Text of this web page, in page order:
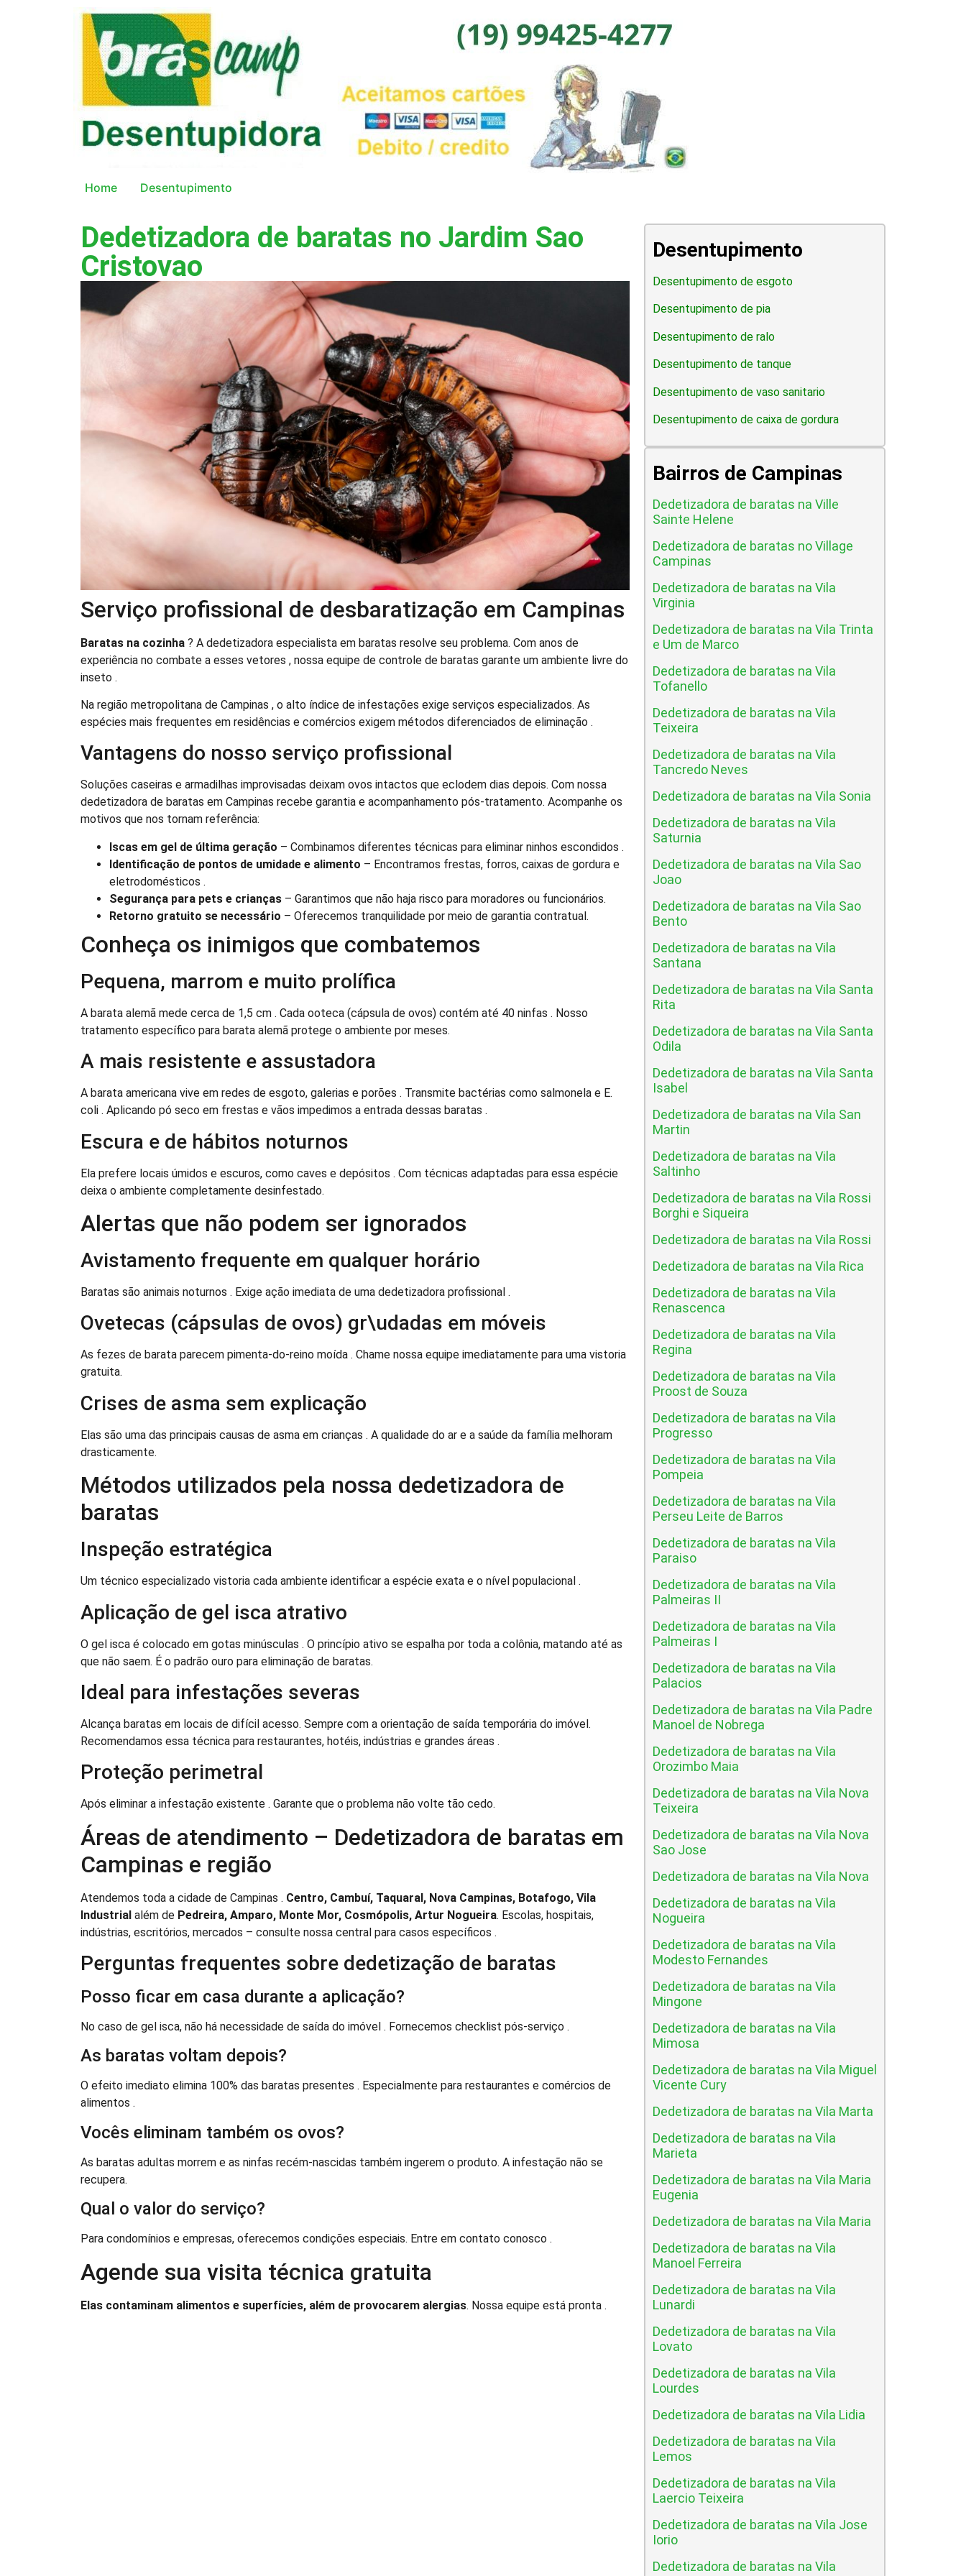
Home Desentupimento
Dedetizadora de baratas no Jardim Sao
Cristovao
Serviço profissional de desbaratização em Campinas
Baratas na cozinha ? A dedetizadora especialista em baratas resolve seu problema. Com anos de
experiência no combate a esses vetores , nossa equipe de controle de baratas garante um ambiente livre do
inseto .
Na região metropolitana de Campinas , o alto índice de infestações exige serviços especializados. As
espécies mais frequentes em residências e comércios exigem métodos diferenciados de eliminação .
Vantagens do nosso serviço profissional
Soluções caseiras e armadilhas improvisadas deixam ovos intactos que eclodem dias depois. Com nossa
dedetizadora de baratas em Campinas recebe garantia e acompanhamento pós-tratamento. Acompanhe os
motivos que nos tornam referência:
Iscas em gel de última geração – Combinamos diferentes técnicas para eliminar ninhos escondidos .
Identificação de pontos de umidade e alimento – Encontramos frestas, forros, caixas de gordura e
eletrodomésticos .
Segurança para pets e crianças – Garantimos que não haja risco para moradores ou funcionários.
Retorno gratuito se necessário – Oferecemos tranquilidade por meio de garantia contratual.
Conheça os inimigos que combatemos
Pequena, marrom e muito prolífica
A barata alemã mede cerca de 1,5 cm . Cada ooteca (cápsula de ovos) contém até 40 ninfas . Nosso
tratamento específico para barata alemã protege o ambiente por meses.
A mais resistente e assustadora
A barata americana vive em redes de esgoto, galerias e porões . Transmite bactérias como salmonela e E.
coli . Aplicando pó seco em frestas e vãos impedimos a entrada dessas baratas .
Escura e de hábitos noturnos
Ela prefere locais úmidos e escuros, como caves e depósitos . Com técnicas adaptadas para essa espécie
deixa o ambiente completamente desinfestado.
Alertas que não podem ser ignorados
Avistamento frequente em qualquer horário
Baratas são animais noturnos . Exige ação imediata de uma dedetizadora profissional .
Ovetecas (cápsulas de ovos) gr\udadas em móveis
As fezes de barata parecem pimenta-do-reino moída . Chame nossa equipe imediatamente para uma vistoria
gratuita.
Crises de asma sem explicação
Elas são uma das principais causas de asma em crianças . A qualidade do ar e a saúde da família melhoram
drasticamente.
Métodos utilizados pela nossa dedetizadora de
baratas
Inspeção estratégica
Um técnico especializado vistoria cada ambiente identificar a espécie exata e o nível populacional .
Aplicação de gel isca atrativo
O gel isca é colocado em gotas minúsculas . O princípio ativo se espalha por toda a colônia, matando até as
que não saem. É o padrão ouro para eliminação de baratas.
Ideal para infestações severas
Alcança baratas em locais de difícil acesso. Sempre com a orientação de saída temporária do imóvel.
Recomendamos essa técnica para restaurantes, hotéis, indústrias e grandes áreas .
Proteção perimetral
Após eliminar a infestação existente . Garante que o problema não volte tão cedo.
Áreas de atendimento – Dedetizadora de baratas em
Campinas e região
Atendemos toda a cidade de Campinas . Centro, Cambuí, Taquaral, Nova Campinas, Botafogo, Vila
Industrial além de Pedreira, Amparo, Monte Mor, Cosmópolis, Artur Nogueira. Escolas, hospitais,
indústrias, escritórios, mercados – consulte nossa central para casos específicos .
Perguntas frequentes sobre dedetização de baratas
Posso ficar em casa durante a aplicação?
No caso de gel isca, não há necessidade de saída do imóvel . Fornecemos checklist pós-serviço .
As baratas voltam depois?
O efeito imediato elimina 100% das baratas presentes . Especialmente para restaurantes e comércios de
alimentos .
Vocês eliminam também os ovos?
As baratas adultas morrem e as ninfas recém-nascidas também ingerem o produto. A infestação não se
recupera.
Qual o valor do serviço?
Para condomínios e empresas, oferecemos condições especiais. Entre em contato conosco .
Agende sua visita técnica gratuita
Elas contaminam alimentos e superfícies, além de provocarem alergias. Nossa equipe está pronta .
Desentupimento
Desentupimento de esgoto
Desentupimento de pia
Desentupimento de ralo
Desentupimento de tanque
Desentupimento de vaso sanitario
Desentupimento de caixa de gordura
Bairros de Campinas
Dedetizadora de baratas na Ville
Sainte Helene
Dedetizadora de baratas no Village
Campinas
Dedetizadora de baratas na Vila
Virginia
Dedetizadora de baratas na Vila Trinta
e Um de Marco
Dedetizadora de baratas na Vila
Tofanello
Dedetizadora de baratas na Vila
Teixeira
Dedetizadora de baratas na Vila
Tancredo Neves
Dedetizadora de baratas na Vila Sonia
Dedetizadora de baratas na Vila
Saturnia
Dedetizadora de baratas na Vila Sao
Joao
Dedetizadora de baratas na Vila Sao
Bento
Dedetizadora de baratas na Vila
Santana
Dedetizadora de baratas na Vila Santa
Rita
Dedetizadora de baratas na Vila Santa
Odila
Dedetizadora de baratas na Vila Santa
Isabel
Dedetizadora de baratas na Vila San
Martin
Dedetizadora de baratas na Vila
Saltinho
Dedetizadora de baratas na Vila Rossi
Borghi e Siqueira
Dedetizadora de baratas na Vila Rossi
Dedetizadora de baratas na Vila Rica
Dedetizadora de baratas na Vila
Renascenca
Dedetizadora de baratas na Vila
Regina
Dedetizadora de baratas na Vila
Proost de Souza
Dedetizadora de baratas na Vila
Progresso
Dedetizadora de baratas na Vila
Pompeia
Dedetizadora de baratas na Vila
Perseu Leite de Barros
Dedetizadora de baratas na Vila
Paraiso
Dedetizadora de baratas na Vila
Palmeiras II
Dedetizadora de baratas na Vila
Palmeiras I
Dedetizadora de baratas na Vila
Palacios
Dedetizadora de baratas na Vila Padre
Manoel de Nobrega
Dedetizadora de baratas na Vila
Orozimbo Maia
Dedetizadora de baratas na Vila Nova
Teixeira
Dedetizadora de baratas na Vila Nova
Sao Jose
Dedetizadora de baratas na Vila Nova
Dedetizadora de baratas na Vila
Nogueira
Dedetizadora de baratas na Vila
Modesto Fernandes
Dedetizadora de baratas na Vila
Mingone
Dedetizadora de baratas na Vila
Mimosa
Dedetizadora de baratas na Vila Miguel
Vicente Cury
Dedetizadora de baratas na Vila Marta
Dedetizadora de baratas na Vila
Marieta
Dedetizadora de baratas na Vila Maria
Eugenia
Dedetizadora de baratas na Vila Maria
Dedetizadora de baratas na Vila
Manoel Ferreira
Dedetizadora de baratas na Vila
Lunardi
Dedetizadora de baratas na Vila
Lovato
Dedetizadora de baratas na Vila
Lourdes
Dedetizadora de baratas na Vila Lidia
Dedetizadora de baratas na Vila
Lemos
Dedetizadora de baratas na Vila
Laercio Teixeira
Dedetizadora de baratas na Vila Jose
Iorio
Dedetizadora de baratas na Vila